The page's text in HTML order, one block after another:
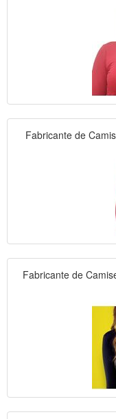
Fabricante de
Fabricante de